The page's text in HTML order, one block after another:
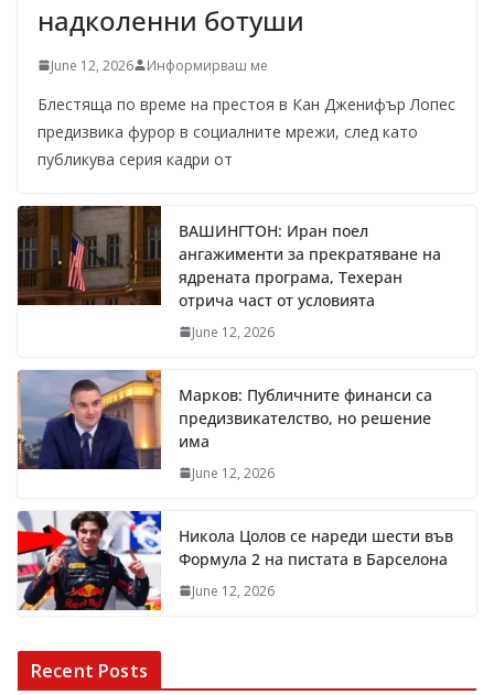
надколенни ботуши
June 12, 2026 Информирваш ме
Блестяща по време на престоя в Кан Дженифър Лопес
предизвика фурор в социалните мрежи, след като
публикува серия кадри от
ВАШИНГТОН: Иран поел
ангажименти за прекратяване на
ядрената програма, Техеран
отрича част от условията
June 12, 2026
Марков: Публичните финанси са
предизвикателство, но решение
има
June 12, 2026
Никола Цолов се нареди шести във
Формула 2 на пистата в Барселона
June 12, 2026
Recent Posts